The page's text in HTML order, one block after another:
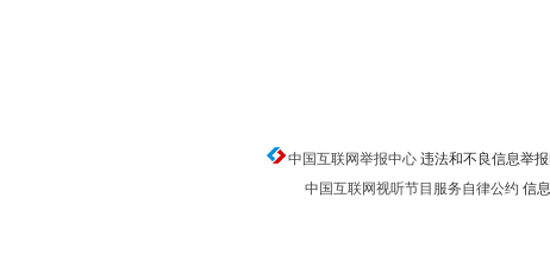
中国互联网举报中心违法和不良信息举
中国互联网视听节目服务自律公约 信